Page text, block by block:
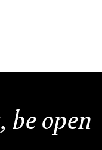
be open